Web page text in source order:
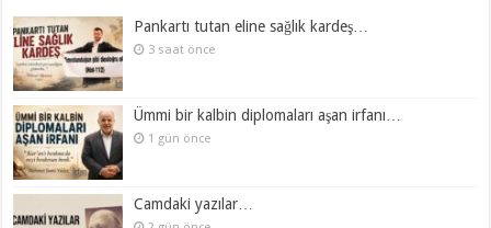
Pankartı tutan eline sağlık kardeş…
3 saat önce
Ümmi bir kalbin diplomaları aşan irfanı…
1 gün önce
Camdaki yazılar…